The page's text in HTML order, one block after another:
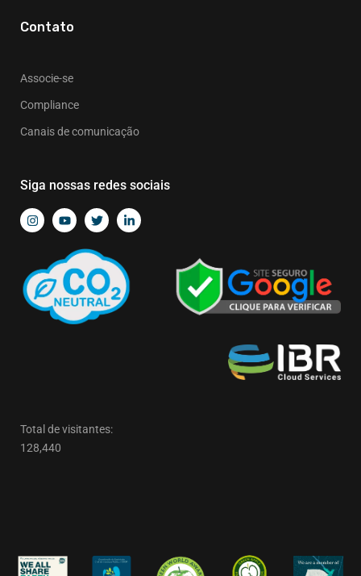
Contato
Associe-se
Compliance
Canais de comunicação
Siga nossas redes sociais
Total de visitantes:
128,440